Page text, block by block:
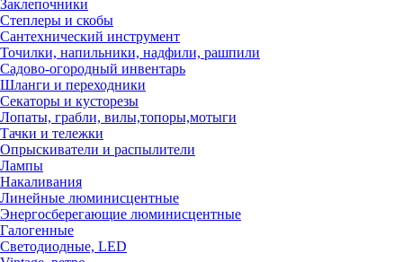
Заклепочники
Степлеры и скобы
Сантехнический инструмент
Точилки, напильники, надфили, рашпили
Садово-огородный инвентарь
Шланги и переходники
Секаторы и кусторезы
Лопаты, грабли, вилы,топоры,мотыги
Тачки и тележки
Опрыскиватели и распылители
Лампы
Накаливания
Линейные люминисцентные
Энергосберегающие люминисцентные
Галогенные
Светодиодные, LED